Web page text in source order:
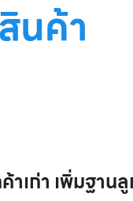
นค้า
าเก่า เพิ่มฐาน